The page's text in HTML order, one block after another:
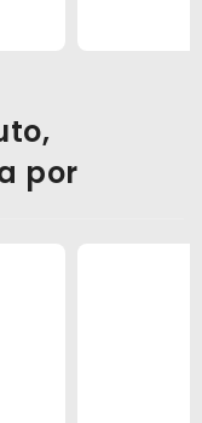
por